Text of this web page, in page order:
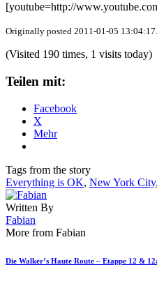
[youtube=http://
Originally posted 2011-01-05 13:04:17.
(Visited 190 times, 1 visits today)
Teilen mit:
Facebook
X
Mehr
Tags from the story
Everything is OK, New York City,
Written By
Fabian
More from Fabian
Die Walker’s Haute Route – Etappe 12 &